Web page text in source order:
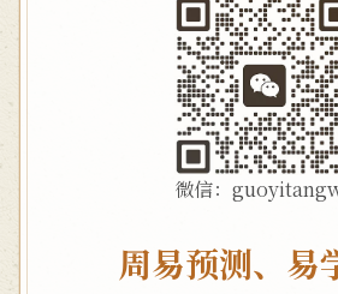
微信：
周易预测、易